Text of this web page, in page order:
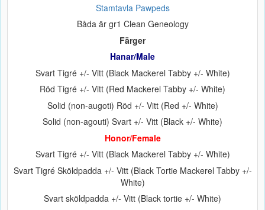
Stamtavla Pawpeds
Båda är gr1 Clean Geneology
Färger
Hanar/Male
Svart Tigré +/- Vitt (Black Mackerel Tabby +/- White)
Röd Tigré +/- Vitt (Red Mackerel Tabby +/- White)
Solid (non-augoti) Röd +/- Vitt (Red +/- White)
Solid (non-agouti) Svart +/- Vitt (Black +/- White)
Honor/Female
Svart Tigré +/- Vitt (Black Mackerel Tabby +/- White)
Svart Tigré Sköldpadda +/- Vitt (Black Tortie Mackerel Tabby +/-
White)
Svart sköldpadda +/- Vitt (Black tortie +/- White)